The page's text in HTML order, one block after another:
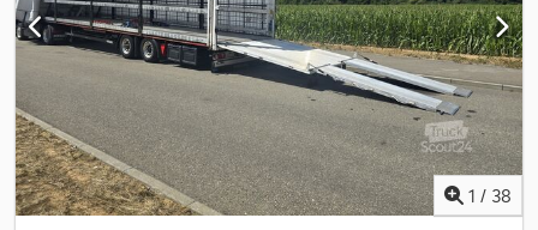
važiuoklė,
1 / 38